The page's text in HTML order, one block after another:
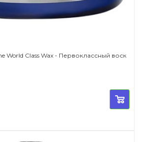
World Class Wax - Первоклассный воск